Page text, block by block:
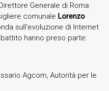
Generale di Roma
comunale Lorenzo
sull’evoluzione di Internet
hanno preso parte:
Agcom, Autorità per le